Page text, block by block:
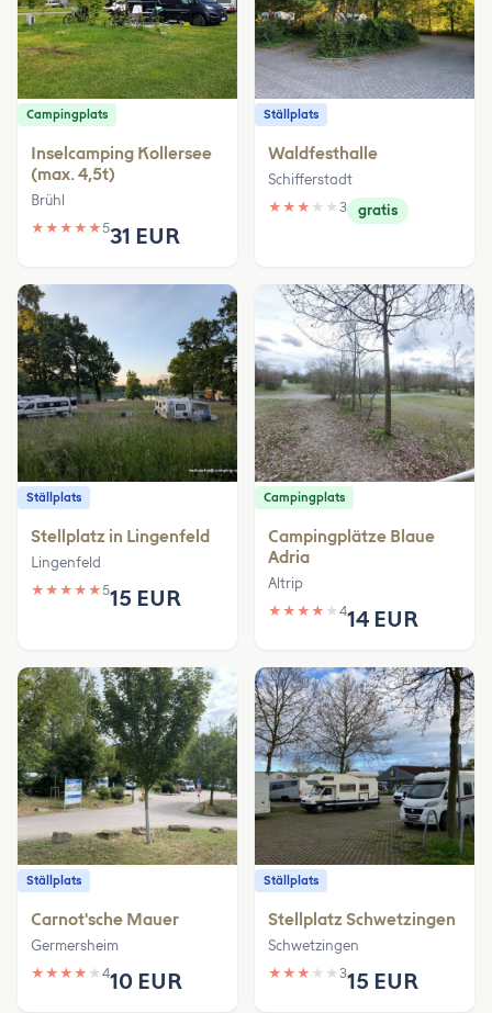
Campingplats
Inselcamping Kollersee
(max. 4,5t)
Brühl
★ ★ ★ ★ ★531 EUR
Ställplats
Waldfesthalle
Schifferstadt
★ ★ ★ ★ ★ 3 gratis
Ställplats
Stellplatz in Lingenfeld
Lingenfeld
★ ★ ★ ★ ★515 EUR
Campingplats
Campingplätze Blaue
Adria
Altrip
★ ★ ★ ★ ★ 414 EUR
Ställplats
Carnot'sche Mauer
Germersheim
★ ★ ★ ★ ★ 410 EUR
Ställplats
Stellplatz Schwetzingen
Schwetzingen
★ ★ ★ ★ ★ 315 EUR